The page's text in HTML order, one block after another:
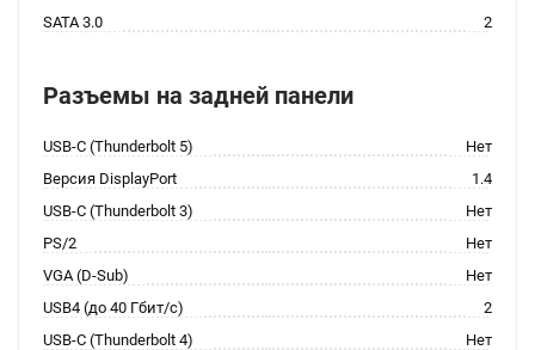
SATA 3.0
2
Разъемы на задней панели
USB-C (Thunderbolt 5)
Нет
Версия DisplayPort
1.4
USB-C (Thunderbolt 3)
Нет
PS/2
Нет
VGA (D-Sub)
Нет
USB4 (до 40 Гбит/с)
2
USB-C (Thunderbolt 4)
Нет